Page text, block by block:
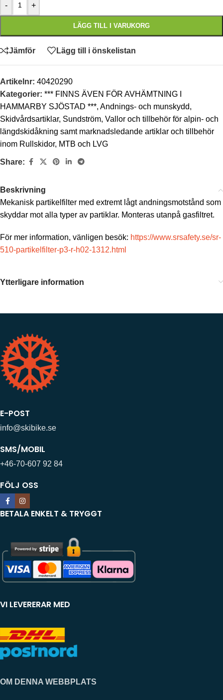
- +
LÄGG TILL I VARUKORG
Jämför Lägg till i önskelistan
Artikelnr: 40420290
Kategorier: *** FINNS ÄVEN FÖR AVHÄMTNING I
HAMMARBY SJÖSTAD ***, Andnings- och munskydd,
Skidvårdsartiklar, Sundström, Vallor och tillbehör för alpin- och
längdskidåkning samt marknadsledande artiklar och tillbehör
inom Rullskidor, MTB och LVG
Share:
Beskrivning
Mekanisk partikelfilter med extremt lågt andningsmotstånd som
skyddar mot alla typer av partiklar. Monteras utanpå gasfiltret.
För mer information, vänligen besök: https://www.srsafety.se/sr-
510-partikelfilter-p3-r-h02-1312.html
Ytterligare information
E-POST
info@skibike.se
SMS/MOBIL
+46-70-607 92 84
FÖLJ OSS
BETALA ENKELT & TRYGGT
VI LEVERERAR MED
OM DENNA WEBBPLATS